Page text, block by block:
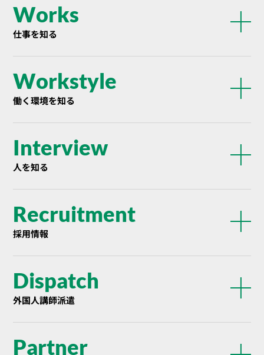
Works
仕事を知る
Workstyle
働く環境を知る
Interview
人を知る
Recruitment
採用情報
Dispatch
外国人講師派遣
Partner